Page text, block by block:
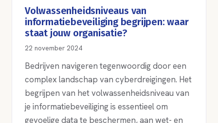
Volwassenheidsniveaus van
informatiebeveiliging begrijpen: waar
staat jouw organisatie?
22 november 2024
Bedrijven navigeren tegenwoordig door een
complex landschap van cyberdreigingen. Het
begrijpen van het volwassenheidsniveau van
je informatiebeveiliging is essentieel om
gevoelige data te beschermen, aan wet- en